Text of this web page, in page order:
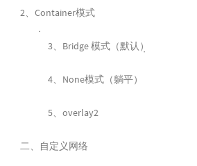
2、Container模式
3、Bridge 模式（默认）
4、None模式（躺平）
5、overlay2
二、自定义网络